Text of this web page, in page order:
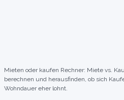
Mieten oder kaufen Rechner: Miete vs.
berechnen und herausfinden, ob sich
Wohndauer eher lohnt.